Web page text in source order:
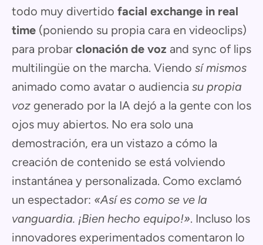
todo muy divertido facial exchange in real
time (poniendo su propia cara en videoclips)
para probar clonación de voz and sync of lips
multilingüe on the marcha. Viendo sí mismos
animado como avatar o audiencia su propia
voz generado por la IA dejó a la gente con los
ojos muy abiertos. No era solo una
demostración, era un vistazo a cómo la
creación de contenido se está volviendo
instantánea y personalizada. Como exclamó
un espectador: «Así es como se ve la
vanguardia. ¡Bien hecho equipo!». Incluso los
innovadores experimentados comentaron lo